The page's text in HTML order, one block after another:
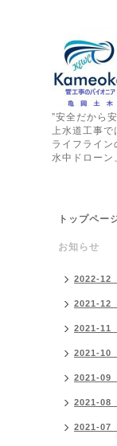
”安全だから
上水道工事で
ライフライン
水中ドローン
トップペー
お知らせ
2022-12
2021-12
2021-11
2021-10
2021-09
2021-08
2021-07